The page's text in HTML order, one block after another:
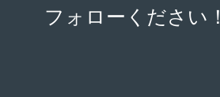
フォローください！